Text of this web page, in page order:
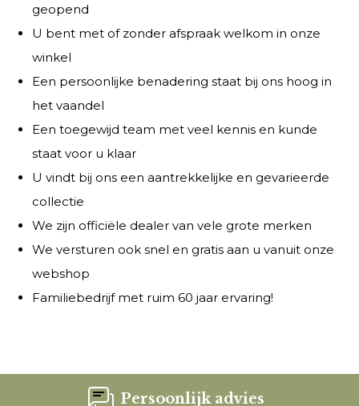
geopend
U bent met of zonder afspraak welkom in onze
winkel
Een persoonlijke benadering staat bij ons hoog in
het vaandel
Een toegewijd team met veel kennis en kunde
staat voor u klaar
U vindt bij ons een aantrekkelijke en gevarieerde
collectie
We zijn officiële dealer van vele grote merken
We versturen ook snel en gratis aan u vanuit onze
webshop
Familiebedrijf met ruim 60 jaar ervaring!
Persoonlijk advies